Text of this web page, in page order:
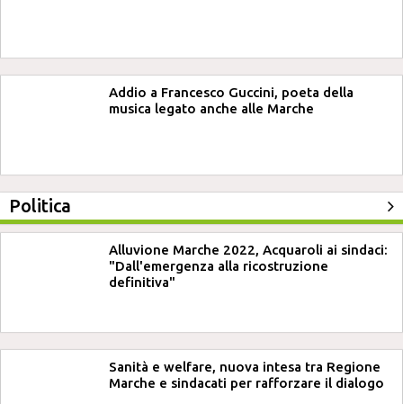
Addio a Francesco Guccini, poeta della
musica legato anche alle Marche
Politica
Alluvione Marche 2022, Acquaroli ai sindaci:
"Dall'emergenza alla ricostruzione
definitiva"
Sanità e welfare, nuova intesa tra Regione
Marche e sindacati per rafforzare il dialogo